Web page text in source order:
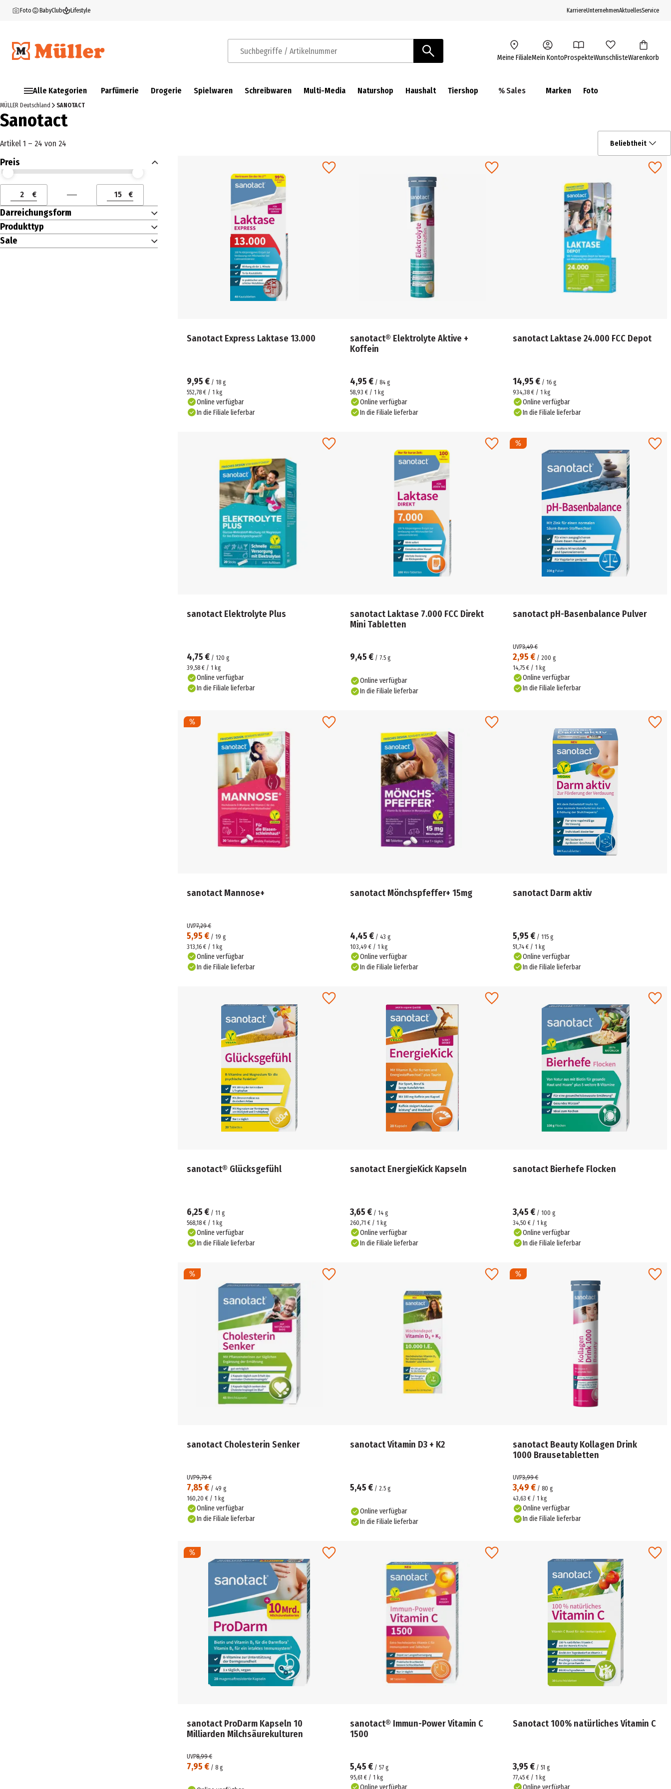
Foto BabyClub Lifestyle KarriereUnternehmenAktuellesService
Suchbegriffe / Artikelnummer Meine FilialeMein KontoProspekteWunschlisteWarenkorb
Alle Kategorien Parfümerie Drogerie Spielwaren Schreibwaren Multi-Media Naturshop Haushalt Tiershop % Sales Marken Foto
MÜLLER Deutschland SANOTACT
Sanotact
Artikel 1 – 24 von 24 Beliebtheit
Preis
Preis (€) ab
Preis (€) bis
Preis (€) ab
€
Preis (€) bis
€
Darreichungsform
Produkttyp
Sale
Sanotact Express Laktase 13.000
9,95 € / 18 g
552,78 € / 1 kg
Online verfügbar
In die Filiale lieferbar
sanotact® Elektrolyte Aktive +
Koffein
4,95 €/ 84 g
58,93 € / 1 kg
Online verfügbar
In die Filiale lieferbar
sanotact Laktase 24.000 FCC Depot
14,95 € / 16 g
934,38 € / 1 kg
Online verfügbar
In die Filiale lieferbar
sanotact Elektrolyte Plus
4,75 € / 120 g
39,58 € / 1 kg
Online verfügbar
In die Filiale lieferbar
sanotact Laktase 7.000 FCC Direkt
Mini Tabletten
9,45 €/ 7.5 g
Online verfügbar
In die Filiale lieferbar
sanotact pH-Basenbalance Pulver
2,95 € /200 g
UVP3,49 €
14,75 € / 1 kg
Online verfügbar
In die Filiale lieferbar
sanotact Mannose+
5,95 € / 19 g
UVP7,29 €
313,16 € / 1 kg
Online verfügbar
In die Filiale lieferbar
sanotact Mönchspfeffer+ 15mg
4,45 €/ 43 g
103,49 € / 1 kg
Online verfügbar
In die Filiale lieferbar
sanotact Darm aktiv
5,95 € / 115 g
51,74 € / 1 kg
Online verfügbar
In die Filiale lieferbar
sanotact® Glücksgefühl
6,25 € / 11 g
568,18 € / 1 kg
Online verfügbar
In die Filiale lieferbar
sanotact EnergieKick Kapseln
3,65 €/ 14 g
260,71 € / 1 kg
Online verfügbar
In die Filiale lieferbar
sanotact Bierhefe Flocken
3,45 € / 100 g
34,50 € / 1 kg
Online verfügbar
In die Filiale lieferbar
sanotact Cholesterin Senker
7,85 € / 49 g
UVP9,79 €
160,20 € / 1 kg
Online verfügbar
In die Filiale lieferbar
sanotact Vitamin D3 + K2
5,45 €/ 2.5 g
Online verfügbar
In die Filiale lieferbar
sanotact Beauty Kollagen Drink
1000 Brausetabletten
3,49 € /80 g
UVP3,99 €
43,63 € / 1 kg
Online verfügbar
In die Filiale lieferbar
sanotact ProDarm Kapseln 10
Milliarden Milchsäurekulturen
7,95 € / 8 g
UVP8,99 €
sanotact® Immun-Power Vitamin C
1500
5,45 €/ 57 g
95,61 € / 1 kg
Online verfügbar
Sanotact 100% natürliches Vitamin C
3,95 € /51 g
77,45 € / 1 kg
Online verfügbar